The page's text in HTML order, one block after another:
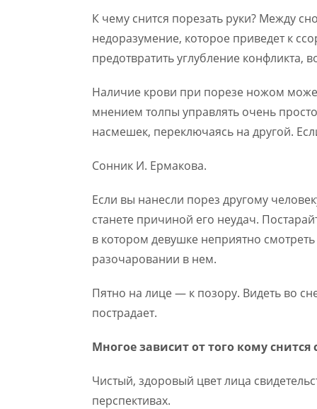
К чему снится порезать руки? Между
недоразумение, которое приведет к
предотвратить углубление
Наличие крови при порезе ножом
мнением толпы управлять очень
насмешек, переключаясь на другой.
Сонник И. Ермакова.
Если вы нанесли порез другому
станете причиной его неудач.
в котором девушке неприятно
разочаровании в нем.
Пятно на лице — к позору. Видеть во
пострадает.
Многое зависит от того кому снится
Чистый, здоровый цвет лица
перспективах.